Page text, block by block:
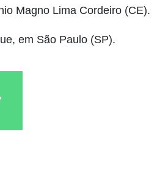
Magno Lima Cordeiro (CE).
em São Paulo (SP).